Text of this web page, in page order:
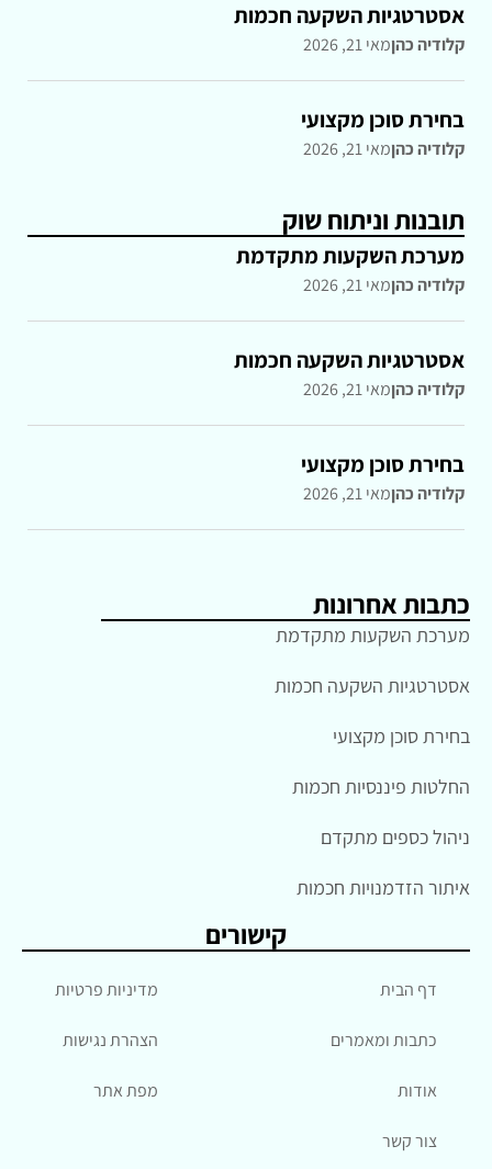
אסטרטגיות השקעה חכמות
קלודיה כהןמאי 21, 2026
בחירת סוכן מקצועי
קלודיה כהןמאי 21, 2026
תובנות וניתוח שוק
מערכת השקעות מתקדמת
קלודיה כהןמאי 21, 2026
אסטרטגיות השקעה חכמות
קלודיה כהןמאי 21, 2026
בחירת סוכן מקצועי
קלודיה כהןמאי 21, 2026
כתבות אחרונות
מערכת השקעות מתקדמת
אסטרטגיות השקעה חכמות
בחירת סוכן מקצועי
החלטות פיננסיות חכמות
ניהול כספים מתקדם
איתור הזדמנויות חכמות
קישורים
דף הבית
כתבות ומאמרים
אודות
צור קשר
מדיניות פרטיות
הצהרת נגישות
מפת אתר